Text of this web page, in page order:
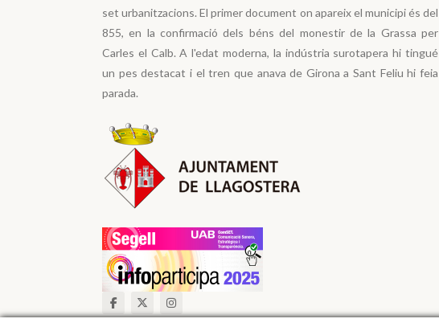
set urbanitzacions. El primer document on apareix el municipi és del
855, en la confirmació dels béns del monestir de la Grassa per
Carles el Calb. A l'edat moderna, la indústria surotapera hi tingué
un pes destacat i el tren que anava de Girona a Sant Feliu hi feia
parada.